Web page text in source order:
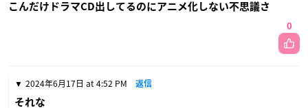
こんだけドラマCD出してるのにアニメ化しない不思議さ
0
2024年6月17日 at 4:52 PM 返信
それな